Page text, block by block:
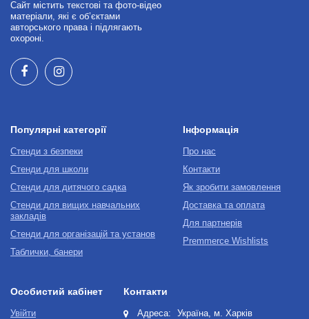
Сайт містить текстові та фото-відео
матеріали, які є об’єктами
авторського права і підлягають
охороні.
Популярні категорії
Стенди з безпеки
Стенди для школи
Стенди для дитячого садка
Стенди для вищих навчальних
закладів
Стенди для організацій та установ
Таблички, банери
Інформація
Про нас
Контакти
Як зробити замовлення
Доставка та оплата
Для партнерів
Premmerce Wishlists
Особистий кабінет
Увійти
Контакти
Адреса: Україна, м. Харків